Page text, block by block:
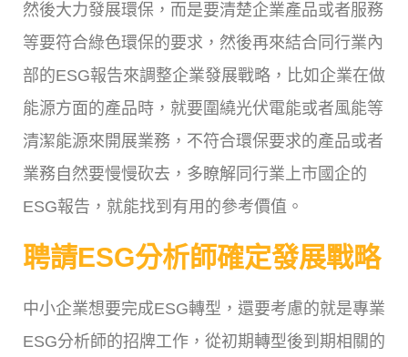
然後大力發展環保，而是要清楚企業產品或者服務
等要符合綠色環保的要求，然後再來結合同行業內
部的ESG報告來調整企業發展戰略，比如企業在做
能源方面的產品時，就要圍繞光伏電能或者風能等
清潔能源來開展業務，不符合環保要求的產品或者
業務自然要慢慢砍去，多瞭解同行業上市國企的
ESG報告，就能找到有用的參考價值。
聘請ESG分析師確定發展戰略
中小企業想要完成ESG轉型，還要考慮的就是專業
ESG分析師的招牌工作，從初期轉型後到期相關的